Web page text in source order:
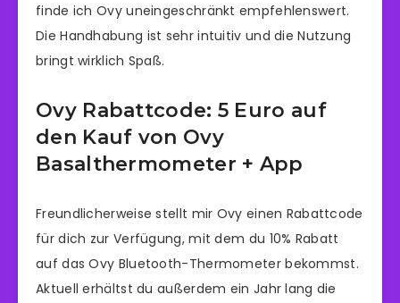
finde ich Ovy uneingeschränkt empfehlenswert.
Die Handhabung ist sehr intuitiv und die Nutzung
bringt wirklich Spaß.
Ovy Rabattcode: 5 Euro auf
den Kauf von Ovy
Basalthermometer + App
Freundlicherweise stellt mir Ovy einen Rabattcode
für dich zur Verfügung, mit dem du 10% Rabatt
auf das Ovy Bluetooth-Thermometer bekommst.
Aktuell erhältst du außerdem ein Jahr lang die